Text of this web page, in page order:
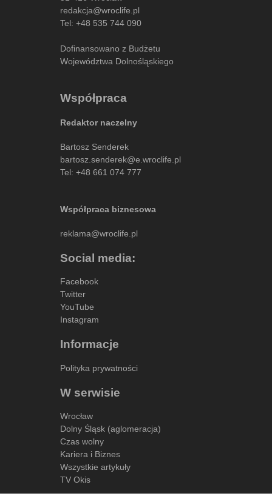
redakcja@wroclife.pl
Tel: +48 535 744 090
Dofinansowano z Budżetu
Województwa Dolnośląskiego
Współpraca
Redaktor naczelny
Bartosz Senderek
bartosz.senderek@e.wroclife.pl
Tel: +48 661 074 777
Współpraca biznesowa
reklama@wroclife.pl
Social media:
Facebook
Twitter
YouTube
Instagram
Informacje
Polityka prywatności
W serwisie
Wrocław
Dolny Śląsk (aglomeracja)
Czas wolny
Kariera i Biznes
Wszystkie artykuły
TV Okis